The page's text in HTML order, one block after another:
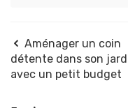
Aménager un coin
détente dans son
avec un petit budget